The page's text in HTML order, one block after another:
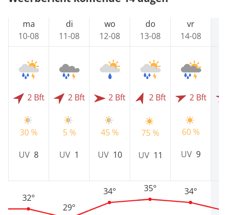
ma
10-08
2 Bft
30 %
UV 8
32°
di
11-08
2 Bft
5 %
UV 1
29°
wo
12-08
2 Bft
45 %
UV 10
34°
do
13-08
2 Bft
75 %
UV 11
35°
vr
14-08
2 Bft
60 %
UV 9
34°